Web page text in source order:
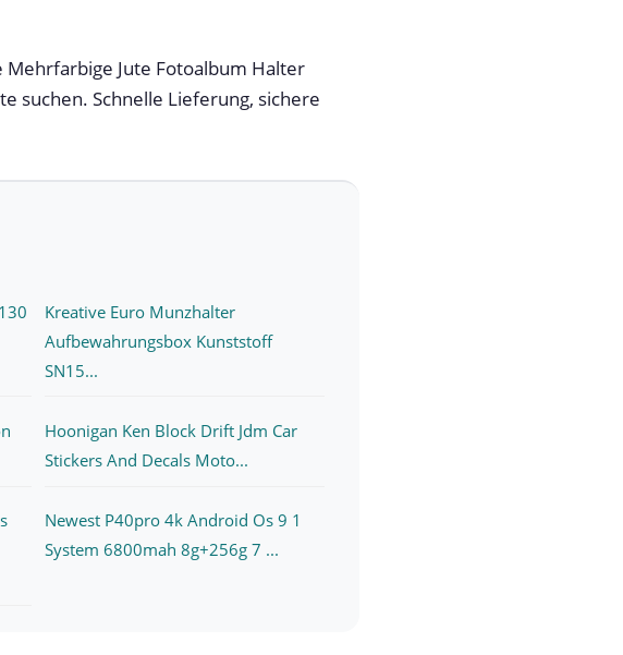
Jute Fotoalbum Halter
suchen. Schnelle Lieferung, sichere
Kreative Euro Munzhalter
Aufbewahrungsbox Kunststoff
SN15...
Hoonigan Ken Block Drift Jdm Car
Stickers And Decals Moto...
Newest P40pro 4k Android Os 9 1
System 6800mah 8g+256g 7 ...